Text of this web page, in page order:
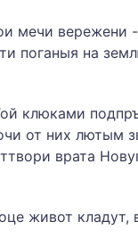
мечи вере­жени
по­ганыя на
клюками
от них лютым
врата
живот кла­дут,